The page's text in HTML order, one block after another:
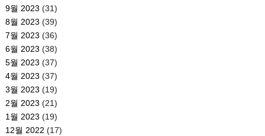
9월 2023 (31)
8월 2023 (39)
7월 2023 (36)
6월 2023 (38)
5월 2023 (37)
4월 2023 (37)
3월 2023 (19)
2월 2023 (21)
1월 2023 (19)
12월 2022 (17)